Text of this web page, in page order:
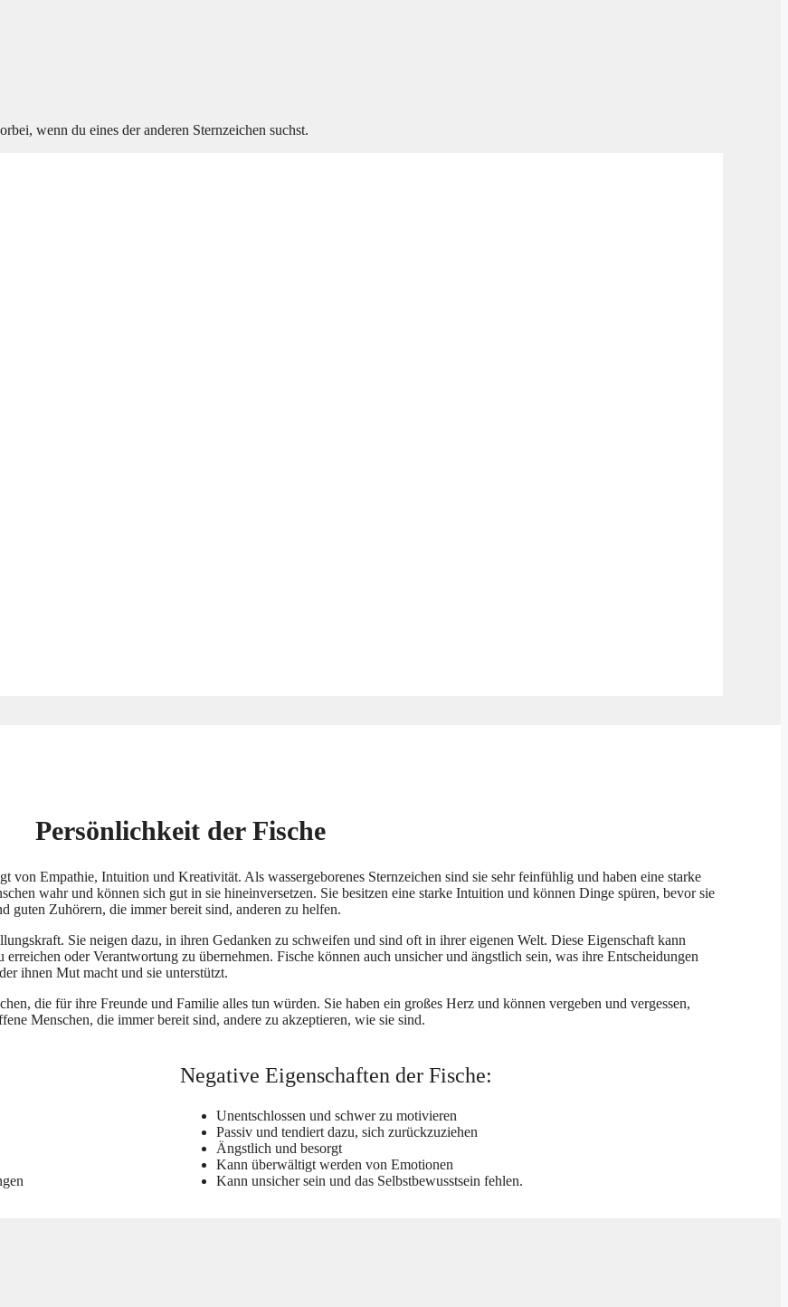
wenn du eines der anderen Sternzeichen suchst.
Persönlichkeit der Fische
von Empathie, Intuition und Kreativität. Als wassergeborenes Sternzeichen sind sie sehr feinfühlig und haben eine starke
wahr und können sich gut in sie hineinversetzen. Sie besitzen eine starke Intuition und können Dinge spüren, bevor sie
guten Zuhörern, die immer bereit sind, anderen zu helfen.
Sie neigen dazu, in ihren Gedanken zu schweifen und sind oft in ihrer eigenen Welt. Diese Eigenschaft kann
oder Verantwortung zu übernehmen. Fische können auch unsicher und ängstlich sein, was ihre Entscheidungen
ihnen Mut macht und sie unterstützt.
die für ihre Freunde und Familie alles tun würden. Sie haben ein großes Herz und können vergeben und vergessen,
Menschen, die immer bereit sind, andere zu akzeptieren, wie sie sind.
Negative Eigenschaften der Fische:
Unentschlossen und schwer zu motivieren
Passiv und tendiert dazu, sich zurückzuziehen
Ängstlich und besorgt
Kann überwältigt werden von Emotionen
Kann unsicher sein und das Selbstbewusstsein fehlen.